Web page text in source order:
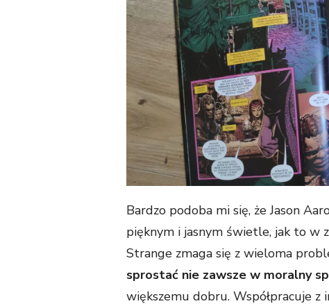
Bardzo podoba mi się, że Jason
pięknym i jasnym świetle, jak to w
Strange zmaga się z wieloma
sprostać nie zawsze w moralny
większemu dobru. Współpracuje